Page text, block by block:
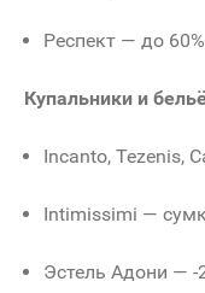
Респект — до 60%
Купальники и
Incanto, Tezenis,
Intimissimi —
Эстель Адони — -